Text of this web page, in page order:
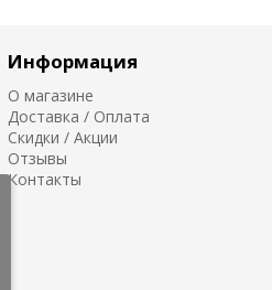
Информация
О магазине
Доставка / Оплата
Скидки / Акции
Отзывы
Контакты